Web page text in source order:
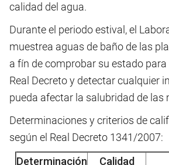
calidad del agua.
Durante el periodo estival, el
muestrea aguas de baño de las
a fín de comprobar su estado para
Real Decreto y detectar cualquier
pueda afectar la salubridad de las
Determinaciones y criterios de
según el Real Decreto 1341/2007:
Determinación
Calidad